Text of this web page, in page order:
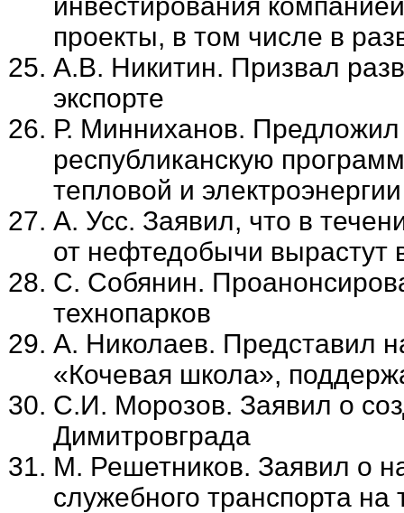
проекты, в том числе в
А.В. Никитин. Призвал
экспорте
Р. Минниханов. Предложил
республиканскую
тепловой и
А. Усс. Заявил, что в
от нефтедобычи вырастут
С. Собянин.
технопарков
А. Николаев. Представил
«Кочевая школа»,
С.И. Морозов. Заявил о
Димитровграда
М. Решетников. Заявил о
служебного транспорта на